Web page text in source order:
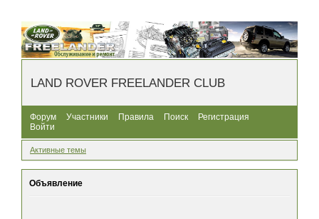
LAND ROVER FREELANDER CLUB
Форум Участники Правила Поиск
Регистрация
Войти
Активные темы
Объявление